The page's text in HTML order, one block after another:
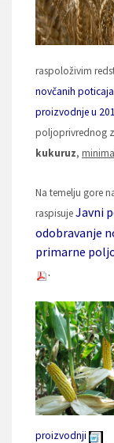
raspoloživim
novčanih
proizvodnje u
poljoprivrednog
kukuruz,
Na temelju gore
raspisujeJavni
odobravanje
primarne
.
proizvodnji